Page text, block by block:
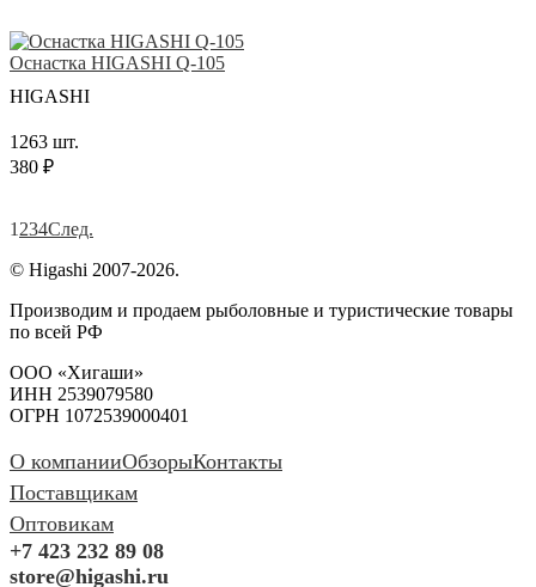
Оснастка HIGASHI Q-105
HIGASHI
1263 шт.
380 ₽
1 234След.
© Higashi 2007-2026.
Производим и продаем рыболовные и туристические товары
по всей РФ
ООО «Хигаши»
ИНН 2539079580
ОГРН 1072539000401
О компанииОбзорыКонтакты
Поставщикам
Оптовикам
+7 423 232 89 08
store@higashi.ru